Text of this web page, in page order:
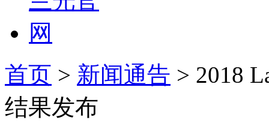
首页 > 新闻通告 > 2018
结果发布